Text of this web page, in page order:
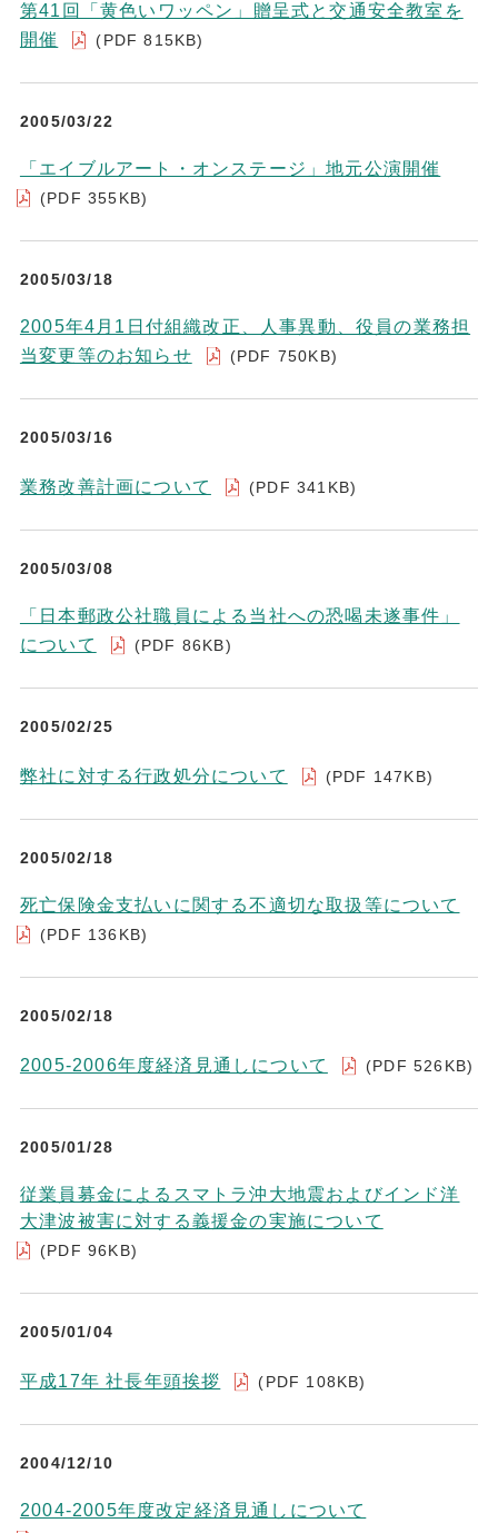
第41回「黄色いワッペン」贈呈式と交通安全教室を
開催
(PDF 815KB)
2005/03/22
「エイブルアート・オンステージ」地元公演開催
(PDF 355KB)
2005/03/18
2005年4月1日付組織改正、人事異動、役員の業務担
当変更等のお知らせ
(PDF 750KB)
2005/03/16
業務改善計画について (PDF 341KB)
2005/03/08
「日本郵政公社職員による当社への恐喝未遂事件」
について
(PDF 86KB)
2005/02/25
弊社に対する行政処分について (PDF 147KB)
2005/02/18
死亡保険金支払いに関する不適切な取扱等について
(PDF 136KB)
2005/02/18
2005-2006年度経済見通しについて (PDF 526KB)
2005/01/28
従業員募金によるスマトラ沖大地震およびインド洋
大津波被害に対する義援金の実施について
(PDF 96KB)
2005/01/04
平成17年 社長年頭挨拶 (PDF 108KB)
2004/12/10
2004-2005年度改定経済見通しについて